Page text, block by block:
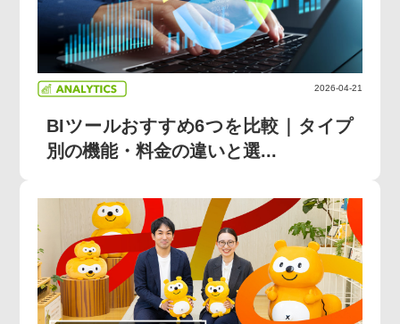
2026-04-21
BIツールおすすめ6つを比較｜タイプ
別の機能・料金の違いと選...